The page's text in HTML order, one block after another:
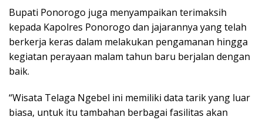
Bupati Ponorogo juga menyampaikan terimaksih
kepada Kapolres Ponorogo dan jajarannya yang telah
berkerja keras dalam melakukan pengamanan hingga
kegiatan perayaan malam tahun baru berjalan dengan
baik.
“Wisata Telaga Ngebel ini memiliki data tarik yang luar
biasa, untuk itu tambahan berbagai fasilitas akan